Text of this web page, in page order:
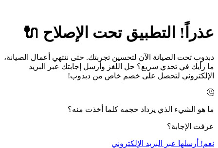
عذراً! التطبيق تحت الإصلاح 🔌
دبدوب تحت الصيانة الآن لتحسين تجربتك. حتى ننتهي أعمال الصيانة،
ما رأيك في تحدي سريع؟ حل اللغز وأرسل إجابتك عبر البريد
الإلكتروني لتحصل على خصم خاص من دبدوب!
🤔
ما هو الشيء الذي يزداد حجمه كلما أخذت منه؟
عرفت الإجابة؟
نعم! أرسلها عبر البريد الإلكتروني